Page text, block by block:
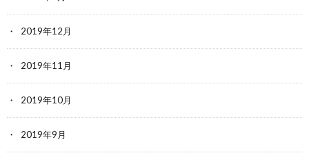
2019年12月
2019年11月
2019年10月
2019年9月